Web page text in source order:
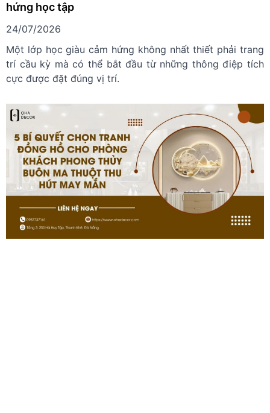
hứng học tập
24/07/2026
Một lớp học giàu cảm hứng không nhất thiết phải trang
trí cầu kỳ mà có thể bắt đầu từ những thông điệp tích
cực được đặt đúng vị trí.